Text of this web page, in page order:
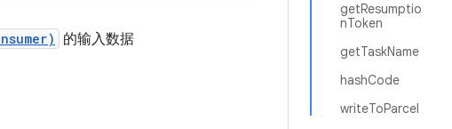
getResumptio
nToken
getTaskName
hashCode
writeToParcel
的输入数据